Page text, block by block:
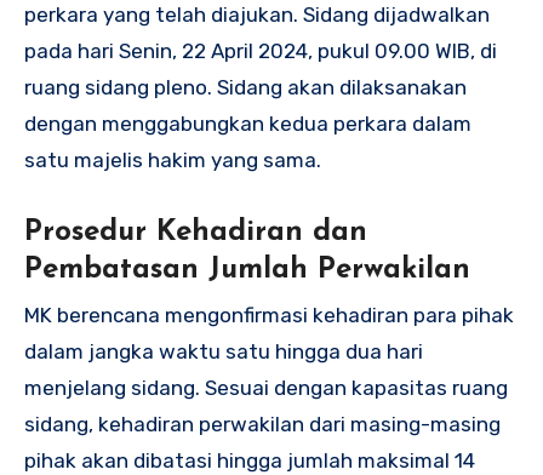
perkara yang telah diajukan. Sidang dijadwalkan
pada hari Senin, 22 April 2024, pukul 09.00 WIB, di
ruang sidang pleno. Sidang akan dilaksanakan
dengan menggabungkan kedua perkara dalam
satu majelis hakim yang sama.
Prosedur Kehadiran dan
Pembatasan Jumlah Perwakilan
MK berencana mengonfirmasi kehadiran para pihak
dalam jangka waktu satu hingga dua hari
menjelang sidang. Sesuai dengan kapasitas ruang
sidang, kehadiran perwakilan dari masing-masing
pihak akan dibatasi hingga jumlah maksimal 14